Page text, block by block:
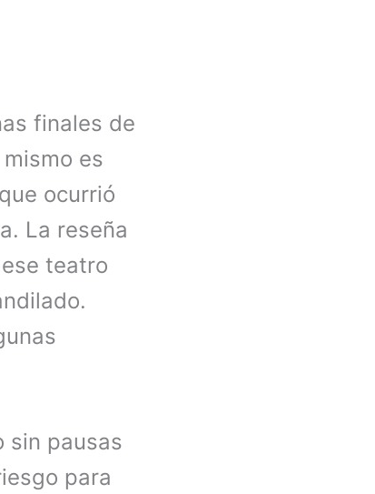
finales de
es
ocurrió
La reseña
teatro
sin pausas
para